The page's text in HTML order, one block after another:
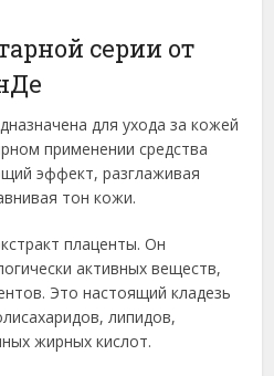
серии от
для ухода за кожей
применении средства
эффект, разглаживая
тон кожи.
плаценты. Он
активных веществ,
Это настоящий кладезь
липидов,
жирных кислот.